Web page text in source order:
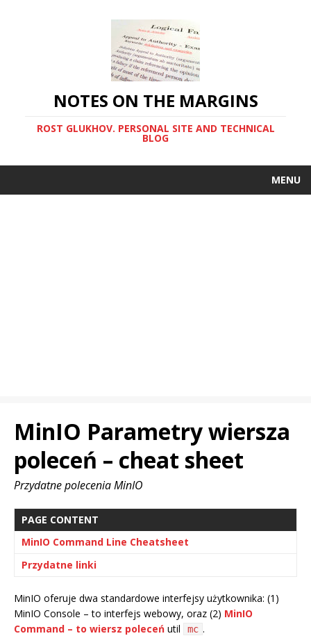
NOTES ON THE MARGINS
ROST GLUKHOV. PERSONAL SITE AND TECHNICAL
BLOG
MENU
MinIO Parametry wiersza
poleceń – cheat sheet
Przydatne polecenia MinIO
PAGE CONTENT
MinIO Command Line Cheatsheet
Przydatne linki
MinIO oferuje dwa standardowe interfejsy użytkownika: (1)
MinIO Console – to interfejs webowy, oraz (2) MinIO
Command – to wiersz poleceń util mc .